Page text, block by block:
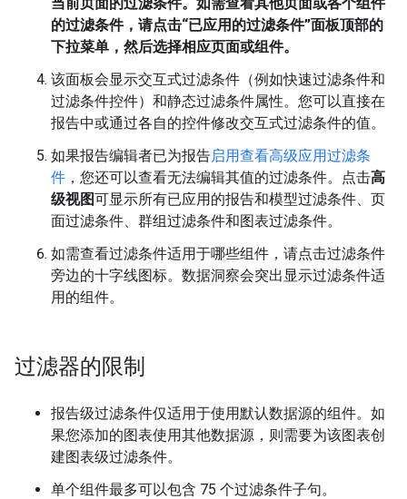
的过滤条件，请点击“已应用的过滤条件”面板顶部的
下拉菜单，然后选择相应页面或组件。
该面板会显示交互式过滤条件（例如快速过滤条件和
过滤条件控件）和静态过滤条件属性。您可以直接在
报告中或通过各自的控件修改交互式过滤条件的值。
如果报告编辑者已为报告启用查看高级应用过滤条
件 ，您还可以查看无法编辑其值的过滤条件。点击高
级视图可显示所有已应用的报告和模型过滤条件、页
面过滤条件、群组过滤条件和图表过滤条件。
如需查看过滤条件适用于哪些组件，请点击过滤条件
旁边的十字线图标。数据洞察会突出显示过滤条件适
用的组件。
过滤器的限制
报告级过滤条件仅适用于使用默认数据源的组件。如
果您添加的图表使用其他数据源，则需要为该图表创
建图表级过滤条件。
单个组件最多可以包含 75 个过滤条件子句。